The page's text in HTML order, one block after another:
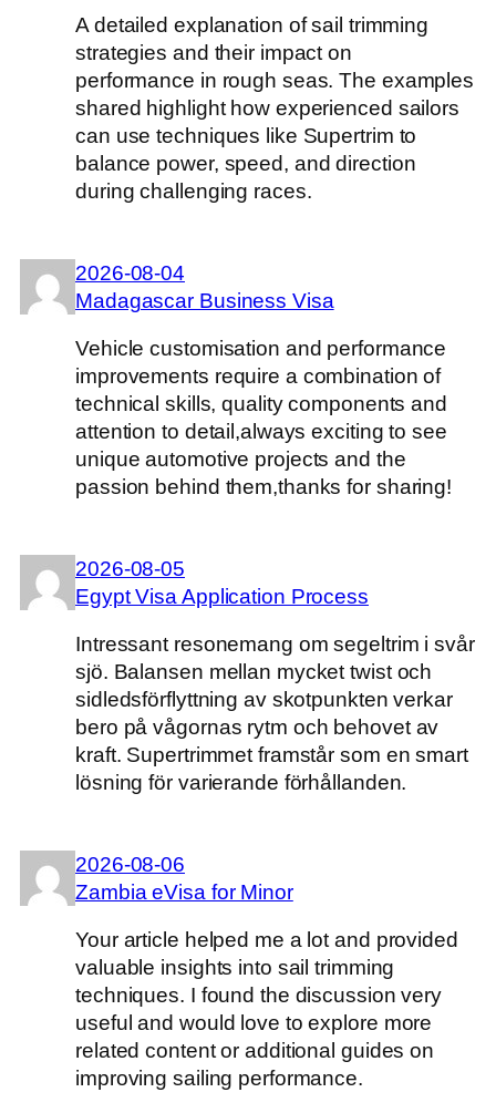
A detailed explanation of sail trimming
strategies and their impact on
performance in rough seas. The examples
shared highlight how experienced sailors
can use techniques like Supertrim to
balance power, speed, and direction
during challenging races.
2026-08-04
Madagascar Business Visa
Vehicle customisation and performance
improvements require a combination of
technical skills, quality components and
attention to detail,always exciting to see
unique automotive projects and the
passion behind them,thanks for sharing!
2026-08-05
Egypt Visa Application Process
Intressant resonemang om segeltrim i svår
sjö. Balansen mellan mycket twist och
sidledsförflyttning av skotpunkten verkar
bero på vågornas rytm och behovet av
kraft. Supertrimmet framstår som en smart
lösning för varierande förhållanden.
2026-08-06
Zambia eVisa for Minor
Your article helped me a lot and provided
valuable insights into sail trimming
techniques. I found the discussion very
useful and would love to explore more
related content or additional guides on
improving sailing performance.